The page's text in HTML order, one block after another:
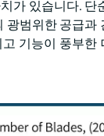
가 있습니다.
범위한 공급
기능이 풍부